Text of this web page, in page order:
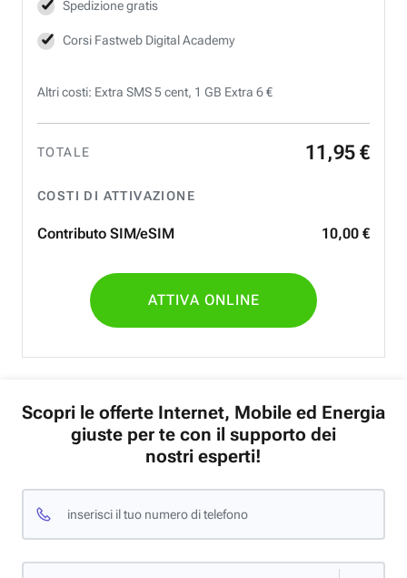
Spedizione gratis
Corsi Fastweb Digital Academy
Altri costi: Extra SMS 5 cent, 1 GB Extra 6 €
TOTALE 11 ,95 €
COSTI DI ATTIVAZIONE
Contributo SIM/eSIM 10,00 €
ATTIVA ONLINE
Scopri le offerte Internet, Mobile ed Energia
giuste per te con il supporto dei
nostri esperti!
inserisci il tuo numero di telefono